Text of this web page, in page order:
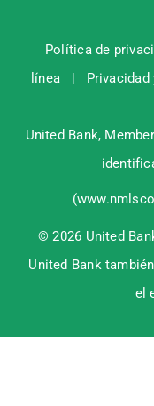
Política de
línea| Privacidad
United Bank, Member
(
© 2026 United
United Bank
el